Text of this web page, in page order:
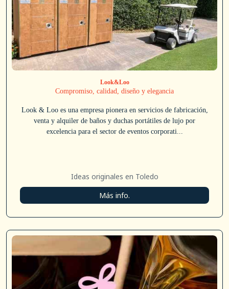
Look&Loo
Compromiso, calidad, diseño y elegancia
Look & Loo es una empresa pionera en servicios de fabricación,
venta y alquiler de baños y duchas portátiles de lujo por
excelencia para el sector de eventos corporati...
Ideas originales en Toledo
Más info.